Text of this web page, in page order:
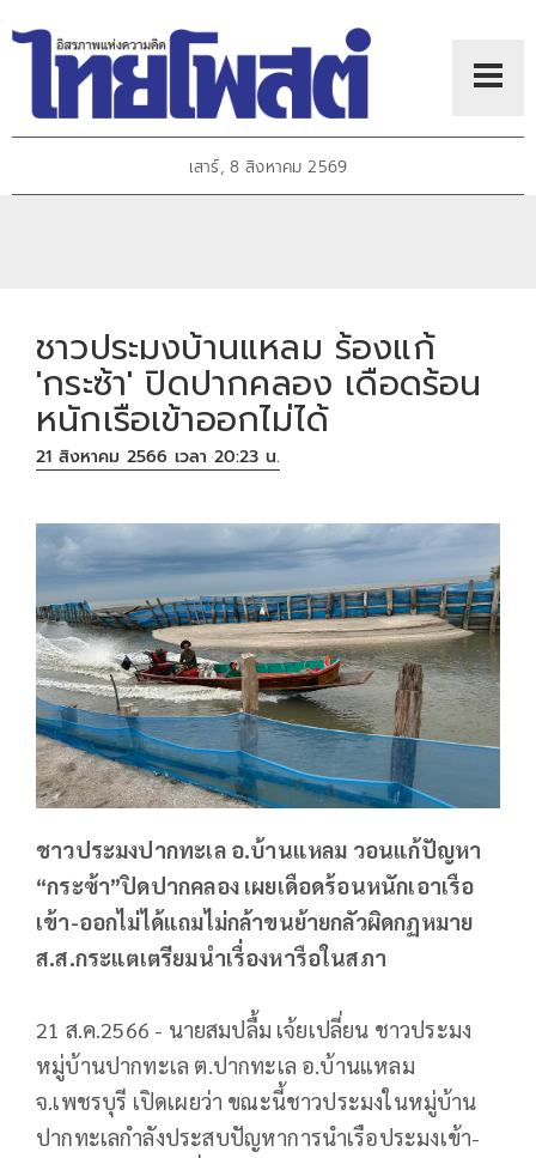
เสาร์, 8 สิงหาคม 2569
ชาวประมงบ้านแหลม ร้องแก้
'กระซ้า' ปิดปากคลอง เดือดร้อน
หนักเรือเข้าออกไม่ได้
21 สิงหาคม 2566 เวลา 20:23 น.
ชาวประมงปากทะเล อ.บ้านแหลม วอนแก้ปัญหา
“กระซ้า”ปิดปากคลอง เผยเดือดร้อนหนักเอาเรือ
เข้า-ออกไม่ได้แถมไม่กล้าขนย้ายกลัวผิดกฏหมาย
ส.ส.กระแตเตรียมนำเรื่องหารือในสภา
21 ส.ค.2566 - นายสมปลื้ม เจ้ยเปลี่ยน ชาวประมง
หมู่บ้านปากทะเล ต.ปากทะเล อ.บ้านแหลม
จ.เพชรบุรี เปิดเผยว่า ขณะนี้ชาวประมงในหมู่บ้าน
ปากทะเลกำลังประสบปัญหาการนำเรือประมงเข้า-